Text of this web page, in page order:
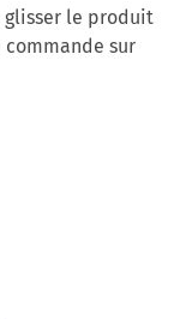
le produit
sur